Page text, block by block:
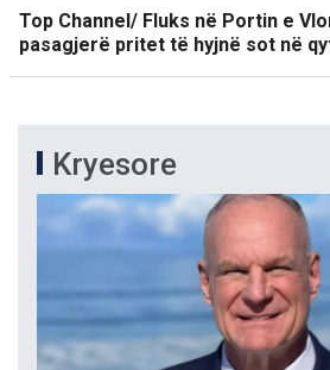
Top Channel/ Fluks në Portin e
pasagjerë pritet të hyjnë sot në
Kryesore